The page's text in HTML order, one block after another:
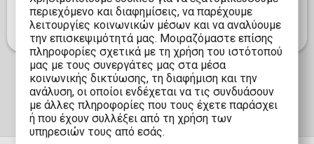
επιτρέποντάς σας να ζήσετε μια διαδραστική
εμπειρία με το αγαπημένο σας άθλημα. )
περιεχόμενο και διαφημίσεις, να παρέχουμε
λειτουργίες κοινωνικών μέσων και να αναλύουμε
την επισκεψιμότητά μας. Μοιραζόμαστε επίσης
πληροφορίες σχετικά με τη χρήση του ιστότοπού
μας με τους συνεργάτες μας στα μέσα
κοινωνικής δικτύωσης, τη διαφήμιση και την
ανάλυση, οι οποίοι ενδέχεται να τις συνδυάσουν
με άλλες πληροφορίες που τους έχετε παράσχει
ή που έχουν συλλέξει από τη χρήση των
υπηρεσιών τους από εσάς.